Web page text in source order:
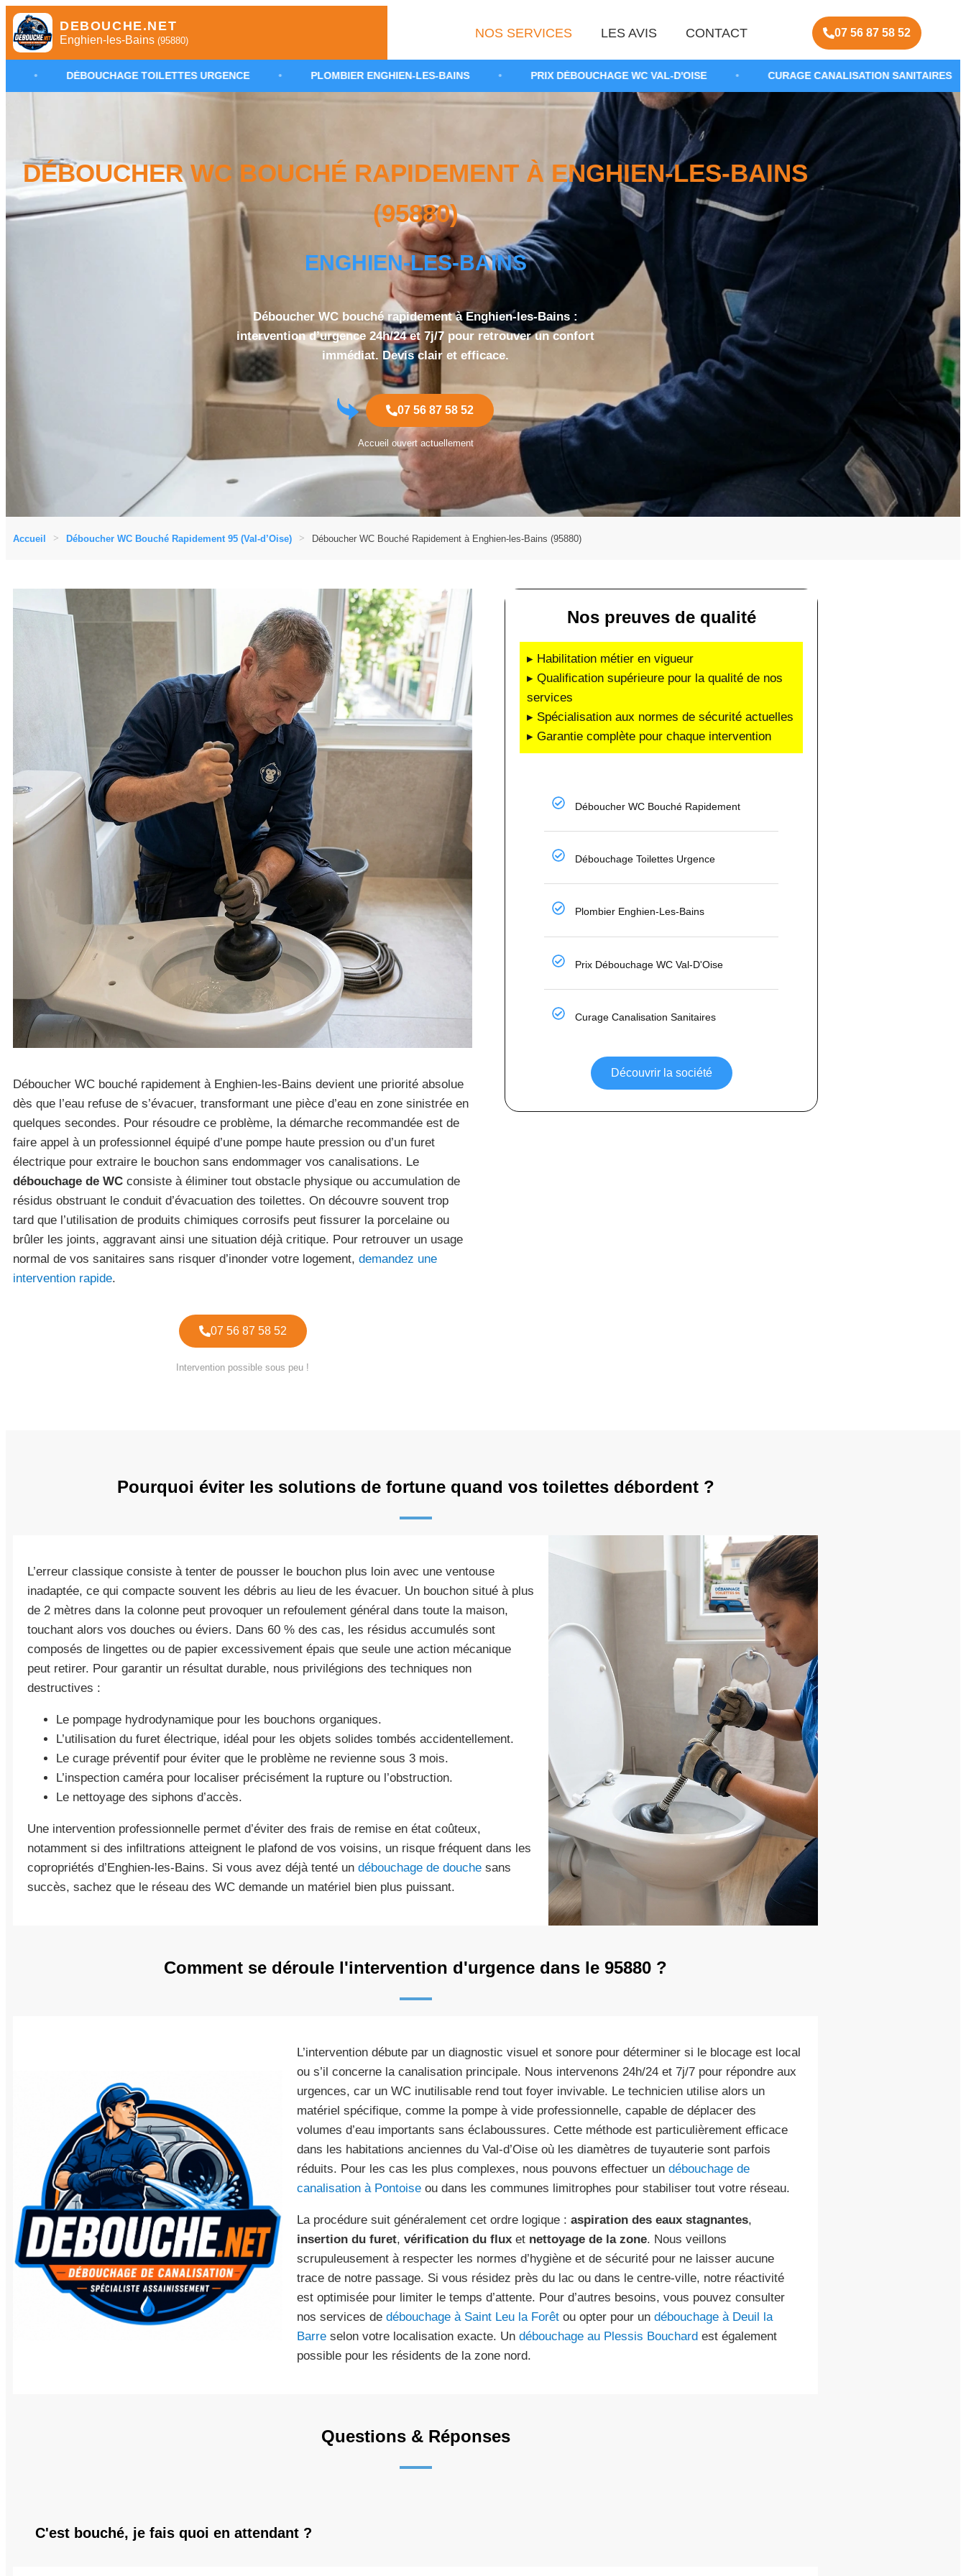
DEBOUCHE.NET
Enghien-les-Bains (95880)
NOS SERVICES LES AVIS CONTACT 07 56 87 58 52
TOILETTES URGENCE • PLOMBIER ENGHIEN-LES-BAINS • PRIX DÉBOUCHAGE WC VAL-D'OISE • CURAGE CANALISATION SANITAIRES •
DÉBOUCHER WC BOUCHÉ RAPIDEMENT À ENGHIEN-LES-BAINS
(95880)
ENGHIEN-LES-BAINS
Déboucher WC bouché rapidement à Enghien-les-Bains :
intervention d’urgence 24h/24 et 7j/7 pour retrouver un confort
immédiat. Devis clair et efficace.
07 56 87 58 52
Accueil ouvert actuellement
Accueil Déboucher WC Bouché Rapidement 95 (Val-d’Oise) Déboucher WC Bouché Rapidement à Enghien-les-Bains (95880)
Déboucher WC bouché rapidement à Enghien-les-Bains devient une priorité absolue
dès que l’eau refuse de s’évacuer, transformant une pièce d’eau en zone sinistrée en
quelques secondes. Pour résoudre ce problème, la démarche recommandée est de
faire appel à un professionnel équipé d’une pompe haute pression ou d’un furet
électrique pour extraire le bouchon sans endommager vos canalisations. Le
débouchage de WC consiste à éliminer tout obstacle physique ou accumulation de
résidus obstruant le conduit d’évacuation des toilettes. On découvre souvent trop
tard que l’utilisation de produits chimiques corrosifs peut fissurer la porcelaine ou
brûler les joints, aggravant ainsi une situation déjà critique. Pour retrouver un usage
normal de vos sanitaires sans risquer d’inonder votre logement, demandez une
intervention rapide.
07 56 87 58 52
Intervention possible sous peu !
Nos preuves de qualité
▸ Habilitation métier en vigueur
▸ Qualification supérieure pour la qualité de nos
services
▸ Spécialisation aux normes de sécurité actuelles
▸ Garantie complète pour chaque intervention
Déboucher WC Bouché Rapidement
Débouchage Toilettes Urgence
Plombier Enghien-Les-Bains
Prix Débouchage WC Val-D'Oise
Curage Canalisation Sanitaires
Découvrir la société
Pourquoi éviter les solutions de fortune quand vos toilettes débordent ?
L’erreur classique consiste à tenter de pousser le bouchon plus loin avec une ventouse
inadaptée, ce qui compacte souvent les débris au lieu de les évacuer. Un bouchon situé à plus
de 2 mètres dans la colonne peut provoquer un refoulement général dans toute la maison,
touchant alors vos douches ou éviers. Dans 60 % des cas, les résidus accumulés sont
composés de lingettes ou de papier excessivement épais que seule une action mécanique
peut retirer. Pour garantir un résultat durable, nous privilégions des techniques non
destructives :
Le pompage hydrodynamique pour les bouchons organiques.
L’utilisation du furet électrique, idéal pour les objets solides tombés accidentellement.
Le curage préventif pour éviter que le problème ne revienne sous 3 mois.
L’inspection caméra pour localiser précisément la rupture ou l’obstruction.
Le nettoyage des siphons d’accès.
Une intervention professionnelle permet d’éviter des frais de remise en état coûteux,
notamment si des infiltrations atteignent le plafond de vos voisins, un risque fréquent dans les
copropriétés d’Enghien-les-Bains. Si vous avez déjà tenté un débouchage de douche sans
succès, sachez que le réseau des WC demande un matériel bien plus puissant.
Comment se déroule l'intervention d'urgence dans le 95880 ?
L’intervention débute par un diagnostic visuel et sonore pour déterminer si le blocage est local
ou s’il concerne la canalisation principale. Nous intervenons 24h/24 et 7j/7 pour répondre aux
urgences, car un WC inutilisable rend tout foyer invivable. Le technicien utilise alors un
matériel spécifique, comme la pompe à vide professionnelle, capable de déplacer des
volumes d’eau importants sans éclaboussures. Cette méthode est particulièrement efficace
dans les habitations anciennes du Val-d’Oise où les diamètres de tuyauterie sont parfois
réduits. Pour les cas les plus complexes, nous pouvons effectuer un débouchage de
canalisation à Pontoiseou dans les communes limitrophes pour stabiliser tout votre réseau.
La procédure suit généralement cet ordre logique : aspiration des eaux stagnantes,
insertion du furet, vérification du fluxet nettoyage de la zone. Nous veillons
scrupuleusement à respecter les normes d’hygiène et de sécurité pour ne laisser aucune
trace de notre passage. Si vous résidez près du lac ou dans le centre-ville, notre réactivité
est optimisée pour limiter le temps d’attente. Pour d’autres besoins, vous pouvez consulter
nos services de débouchage à Saint Leu la Forêtou opter pour un débouchage à Deuil la
Barreselon votre localisation exacte. Un débouchage au Plessis Bouchardest également
possible pour les résidents de la zone nord.
Questions & Réponses
C'est bouché, je fais quoi en attendant ?